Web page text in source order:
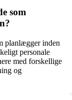
som
planlægger inden
personale
med forskellige
og